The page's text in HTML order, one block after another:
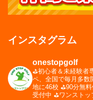
インスタグラム
onestopgolf
⛳️初心者＆未経験者
ペ、全国で毎月多数
地に46校 ⛳️90分無
受付中 ⛳️ワンスト